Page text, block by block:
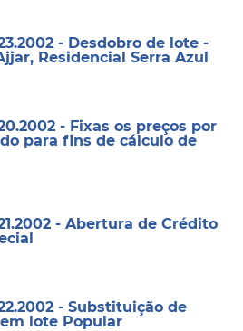
- Desdobro de lote -
Residencial Serra Azul
- Fixas os preços por
para fins de cálculo de
- Abertura de Crédito
- Substituição de
lote Popular